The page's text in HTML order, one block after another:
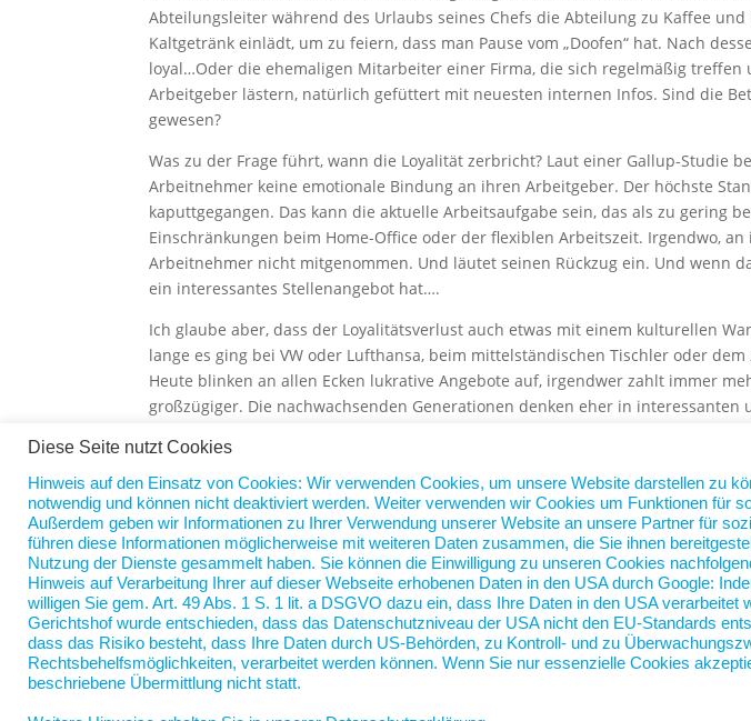
Abteilungsleiter während des Urlaubs seines Chefs die Abteilung zu Kaffee
Kaltgetränk einlädt, um zu feiern, dass man Pause vom „Doofen“ hat. Nach
loyal…Oder die ehemaligen Mitarbeiter einer Firma, die sich regelmäßig treffen
Arbeitgeber lästern, natürlich gefüttert mit neuesten internen Infos. Sind die
gewesen?
Was zu der Frage führt, wann die Loyalität zerbricht? Laut einer Gallup-Studie
Arbeitnehmer keine emotionale Bindung an ihren Arbeitgeber. Der höchste
kaputtgegangen. Das kann die aktuelle Arbeitsaufgabe sein, das als zu gering
Einschränkungen beim Home-Office oder der flexiblen Arbeitszeit. Irgendwo,
Arbeitnehmer nicht mitgenommen. Und läutet seinen Rückzug ein. Und wenn
ein interessantes Stellenangebot hat….
Ich glaube aber, dass der Loyalitätsverlust auch etwas mit einem kulturellen
lange es ging bei VW oder Lufthansa, beim mittelständischen Tischler oder
Heute blinken an allen Ecken lukrative Angebote auf, irgendwer zahlt immer
großzügiger. Die nachwachsenden Generationen denken eher in interessanten
In Norderstedt hat die Stellvertreterin die Wahl übrigens gewonnen, die
Ex. Manche Loyalitätskonflikte lösen sich von selbst.
Diese Seite nutzt Cookies
Hinweis auf den Einsatz von Cookies: Wir verwenden Cookies, um unsere Website darstellen zu
notwendig und können nicht deaktiviert werden. Weiter verwenden wir Cookies um Funktionen für
Außerdem geben wir Informationen zu Ihrer Verwendung unserer Website an unsere Partner für
führen diese Informationen möglicherweise mit weiteren Daten zusammen, die Sie ihnen
Nutzung der Dienste gesammelt haben. Sie können die Einwilligung zu unseren Cookies
Hinweis auf Verarbeitung Ihrer auf dieser Webseite erhobenen Daten in den USA durch Google:
willigen Sie gem. Art. 49 Abs. 1 S. 1 lit. a DSGVO dazu ein, dass Ihre Daten in den USA verarbeitet
Gerichtshof wurde entschieden, dass das Datenschutzniveau der USA nicht den EU-Standards
dass das Risiko besteht, dass Ihre Daten durch US-Behörden, zu Kontroll- und zu
Rechtsbehelfsmöglichkeiten, verarbeitet werden können. Wenn Sie nur essenzielle Cookies
beschriebene Übermittlung nicht statt.